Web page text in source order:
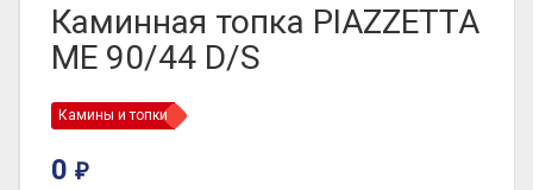
Каминная топка PIAZZETTA
ME 90/44 D/S
Камины и топки
0 ₽